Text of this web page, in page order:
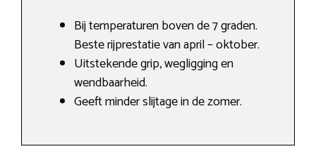
Bij temperaturen boven de 7 graden.
Beste rijprestatie van april – oktober.
Uitstekende grip, wegligging en
wendbaarheid.
Geeft minder slijtage in de zomer.